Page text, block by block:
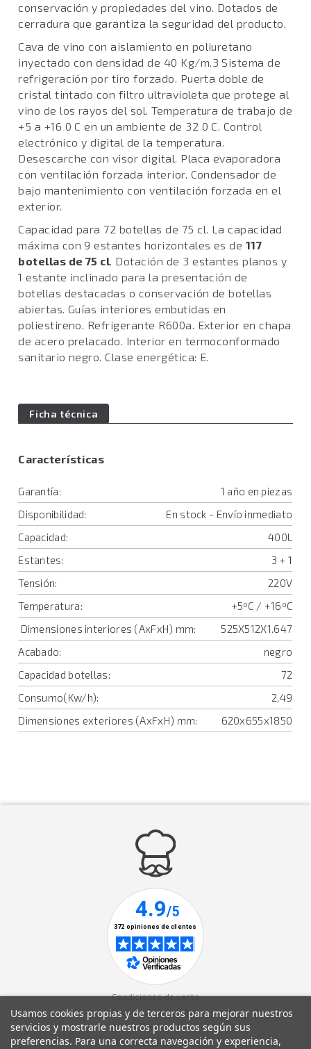
conservación y propiedades del vino. Dotados de
cerradura que garantiza la seguridad del producto.
Cava de vino con aislamiento en poliuretano
inyectado con densidad de 40 Kg/m.3 Sistema de
refrigeración por tiro forzado. Puerta doble de
cristal tintado con filtro ultravioleta que protege al
vino de los rayos del sol. Temperatura de trabajo de
+5 a +16 0 C en un ambiente de 32 0 C. Control
electrónico y digital de la temperatura.
Desescarche con visor digital. Placa evaporadora
con ventilación forzada interior. Condensador de
bajo mantenimiento con ventilación forzada en el
exterior.
Capacidad para 72 botellas de 75 cl. La capacidad
máxima con 9 estantes horizontales es de 117
botellas de 75 cl. Dotación de 3 estantes planos y
1 estante inclinado para la presentación de
botellas destacadas o conservación de botellas
abiertas. Guías interiores embutidas en
poliestireno. Refrigerante R600a. Exterior en chapa
de acero prelacado. Interior en termoconformado
sanitario negro. Clase energética: E.
Ficha técnica
Características
Garantía:
1 año en piezas
Disponibilidad:
En stock - Envío inmediato
Capacidad:
400L
Estantes:
3 + 1
Tensión:
220V
Temperatura:
+5ºC / +16ºC
Dimensiones interiores (AxFxH) mm:
525X512X1.647
Acabado:
negro
Capacidad botellas:
72
Consumo(Kw/h):
2,49
Dimensiones exteriores (AxFxH) mm:
620x655x1850
Condiciones de venta
Política de privacidad
Aviso legal
Política de cookies
Usamos cookies propias y de terceros para mejorar nuestros
servicios y mostrarle nuestros productos según sus
preferencias. Para una correcta navegación y experiencia,